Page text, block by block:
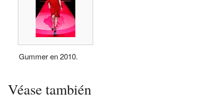
Gummer en 2010.
Véase también